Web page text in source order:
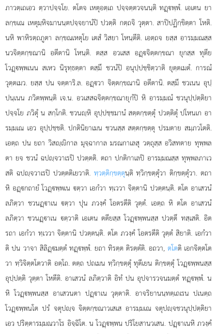
ภาวตฺเถเอว ตฺวาปจฺจโย. ตโตจ เหตุอตฺเถ ปจฺจตฺตวจนนฺติ ทฏฺพฺพํ. เอเตน ยา
ลกฺขเณ เหตุมฺหิจมานนฺตปจฺจยานํปิ ปวตฺติ กตฺถจิ วุตฺตา. สาปิปฏิกฺขิตฺตา โหติ.
นหิ พาหิรตฺถภูตา ลกฺขณเหตุโย เตสํ วิสยา โหนฺตีติ. เอตฺถจ ยสฺส อารมฺมณสฺส
นวจิตฺตกฺขณานิ อตีตานิ โหนฺติ. ตสฺส อวเสส อฏฺจิตฺตกฺขณา ยุกสฺส ทุตีย
โวฏฺพฺพเนน สเหวนิรุทฺธตฺตา ตสฺมึ ชวนํปิ อนุปฺปชฺชิตฺวาติ ยุตฺตเมตํ. การณํ
วุตฺตเมว. ยสฺส ปน จตฺตาริ.ล. อฏฺวา จิตฺตกฺขณานิ อตีตานิ. ตสฺมึ ชวเนน อุปฺ
ปนฺเนน ภวิตพฺพนฺติ เจ.น. อวเสสฉจิตฺตกฺขณายุกํปิ หิ อารมฺมณํ ชวนุปฺปตฺติยา
ปจฺจโย ภวิตุํ น สกฺโกติ. ชวนฺหิ อุปฺปชฺชมานํ สตฺตกฺขตฺตุํ ปวตฺติตุํ ปโหนเก อา
รมฺมเณ เอว อุปฺปชฺชติ. ปกตินิยาเมน ชวนสฺส สตฺตกฺขตฺตุ ปรมตาย สมฺภวโตติ.
เอตฺถ ปน ยถา วิสฺิกาล มุจฺฉากาล มรณกาเลสุ วตฺถุสฺส อวิสทตาย ทุพฺพล
ตา ยจ ชวนํ ฉปฺจวาเรปิ ปวตฺตติ. ตถา ปกติกาเลปิ อารมฺมณสฺส ทุพฺพลภาเว
สติ ฉปฺจวาเรปิ ปวตฺตติเยวาติ. ทฺวตฺติกฺขตฺตุนฺติ ทฺวิกฺขตฺตุํวา ติกฺขตฺตุํวา. ตถา
หิ อฏฺกถายํ โวฏฺพฺพเน ตฺวา เอกํวา ทฺเววา จิตฺตานิ ปวตฺตนฺติ. ตโต อาเสวนํ
ลภิตฺวา ชวนฏฺาเน ตฺวา ปุน ภวงฺคํ โอตรตีติ วุตฺตํ. เอตฺถ หิ ตโต อาเสวนํ
ลภิตฺวา ชวนฏฺาเน ตฺวาติ เอเตน ตตียสฺส โวฏฺพฺพนสฺส ปวตฺตึ ทสฺเสติ. อิต
รถา เอกํวา ทฺเววา จิตฺตานิ ปวตฺตนฺติ. ตโต ภวงฺคํ โอตรตีติ วุตฺตํ สิยาติ. เอกํวา
ติ ปน วาจา สิลิฏฺมตฺตํ ทฏฺพฺพํ. ยถา ทิรตฺต ติรตฺตํติ. อถวา, ตโตติ เอกจิตฺตโต
วา ทฺวิจิตฺตโตวาติ อตฺโถ. ตตฺถ ปถเมน ทฺวิกฺขตฺตุํ ทุตีเยน ติกฺขตฺตุํ โวฏฺพฺพนสฺส
อุปฺปตฺติ วุตฺตา โหตีติ. อาเสวนํ ลภิตฺวาติ อิทํ ปน อุปจารวจนมตฺตํ ทฏฺพฺพํ. น
หิ โวฏฺพฺพนสฺส อาเสวนตา ปฏฺาเน วุตฺตาติ. อาจริยานนฺทตฺเถเรน ปเนตฺถ
โวฏฺพฺพนโต ปรํ จตุปฺจ จิตฺตกฺขณาวเสเส อารมฺมเณ จตุปฺจชวนุปฺปตฺติยา
เอว ปริตฺตารมฺมณวาโร อิจฺฉิโต. น โวฏฺพฺพน ปริโยสานวเสน. ปฏฺาเนหิ ภวงฺคํ